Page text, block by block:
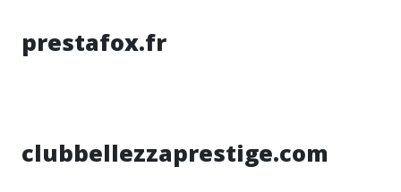
prestafox.fr
clubbellezzaprestige.com